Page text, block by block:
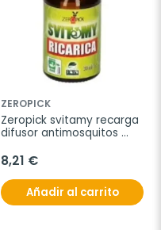
ZEROPICK
Zeropick svitamy recarga
difusor antimosquitos
8,21 €
Añadir al carrito